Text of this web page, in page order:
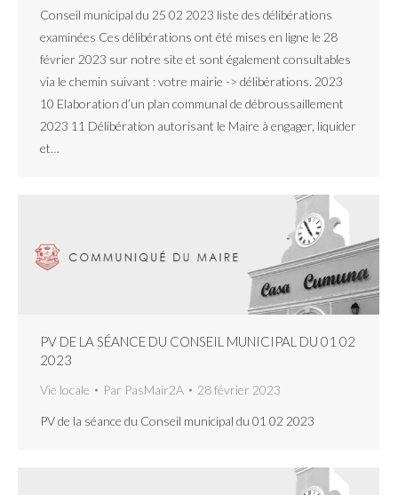
Conseil municipal du 25 02 2023 liste des délibérations
examinées Ces délibérations ont été mises en ligne le 28
février 2023 sur notre site et sont également consultables
via le chemin suivant : votre mairie -> délibérations. 2023
10 Elaboration d’un plan communal de débroussaillement
2023 11 Délibération autorisant le Maire à engager, liquider
et…
PV DE LA SÉANCE DU CONSEIL MUNICIPAL DU 01 02
2023
Vie locale Par PasMair2A 28 février 2023
PV de la séance du Conseil municipal du 01 02 2023